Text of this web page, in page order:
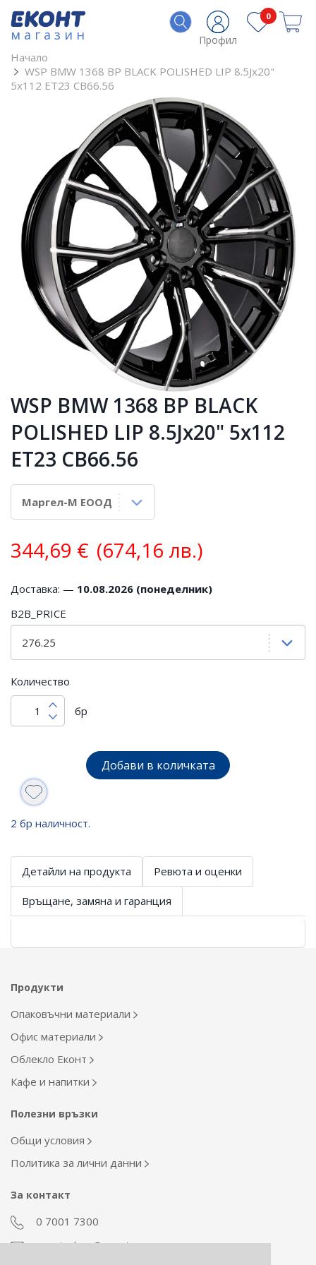
магазин Профил
0
Начало
WSP BMW 1368 BP BLACK POLISHED LIP 8.5Jx20"
5x112 ET23 CB66.56
WSP BMW 1368 BP BLACK
POLISHED LIP 8.5Jx20" 5x112
ET23 CB66.56
344,69 € (674,16 лв.)
Доставка: — 10.08.2026 (понеделник)
B2B_PRICE
Количество
бр
Добави в количката
2 бр наличност.
Детайли на продукта Ревюта и оценки
Връщане, замяна и гаранция
Продукти
Опаковъчни материали
Офис материали
Облекло Еконт
Кафе и напитки
Полезни връзки
Общи условия
Политика за лични данни
За контакт
0 7001 7300
econt_shop@econt.com